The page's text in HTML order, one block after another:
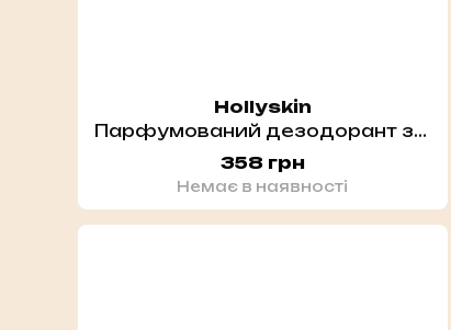
Hollyskin
Парфумований дезодорант з гіалуроновою кислотою і пребіотиками HOLLYSKIN Prebiotic Deo. Cherry Blossom
358 грн
Немає в наявності